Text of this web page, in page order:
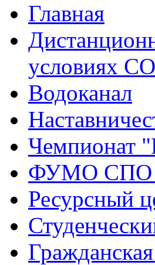
Главная
условиях
Водоканал
Чемпионат
ФУМО СПО
Ресурсный